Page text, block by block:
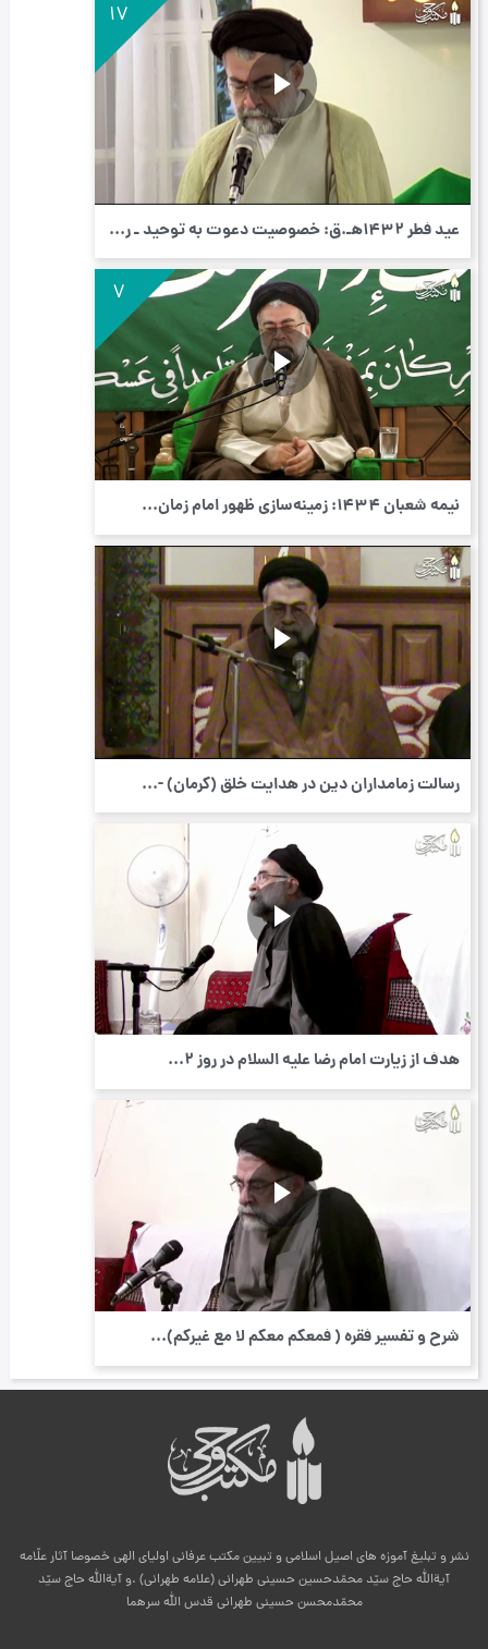
17
عید فطر 1432هـ.ق: خصوصیت دعوت به توحید ـ ر...
7
نیمه شعبان 1434: زمینه‌سازی ظهور امام زمان...
رسالت زمامداران دین در هدایت خلق (کرمان) -...
هدف از زیارت امام رضا علیه السلام در روز 2...
شرح و تفسير فقره ( فمعکم معکم لا مع غيرکم)...
نشر و تبلیغ آموزه های اصیل اسلامی و تبیین مکتب عرفانی اولیای الهی خصوصا آثار علّامه
آیةالله حاج سیّد محمّدحسین حسینی طهرانی (علامه طهرانی) .و آیةالله حاج سیّد
محمّدمحسن حسینی طهرانی قدس الله سرهما